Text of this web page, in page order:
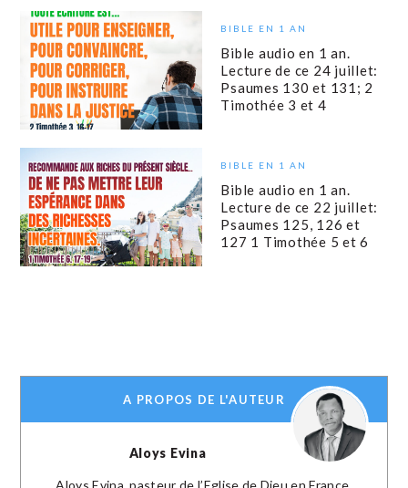
BIBLE EN 1 AN
Bible audio en 1 an.
Lecture de ce 24 juillet:
Psaumes 130 et 131; 2
Timothée 3 et 4
BIBLE EN 1 AN
Bible audio en 1 an.
Lecture de ce 22 juillet:
Psaumes 125, 126 et
127 1 Timothée 5 et 6
A PROPOS DE L'AUTEUR
Aloys Evina